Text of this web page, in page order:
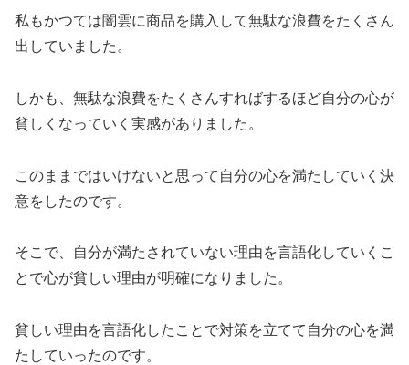
私もかつては闇雲に商品を購入して無駄な浪費をたくさん
出していました。
しかも、無駄な浪費をたくさんすればするほど自分の心が
貧しくなっていく実感がありました。
このままではいけないと思って自分の心を満たしていく決
意をしたのです。
そこで、自分が満たされていない理由を言語化していくこ
とで心が貧しい理由が明確になりました。
貧しい理由を言語化したことで対策を立てて自分の心を満
たしていったのです。